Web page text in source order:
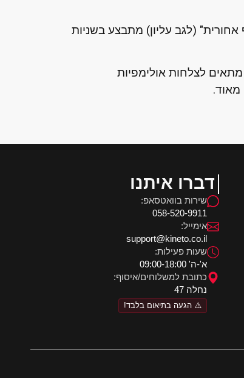
אחורית" (לגב עליון) מתבצע בשניות
לצלחות אולימפיות
דברו איתנו
שירות בוואטסאפ:
058-520-9911
אימייל:
support@kineto.co.il
שעות פעילות:
א'-ה' 09:00-18:00
כתובת למשלוחים/איסוף:
נחלה 47
⚠️ הגעה בתיאום בלבד!